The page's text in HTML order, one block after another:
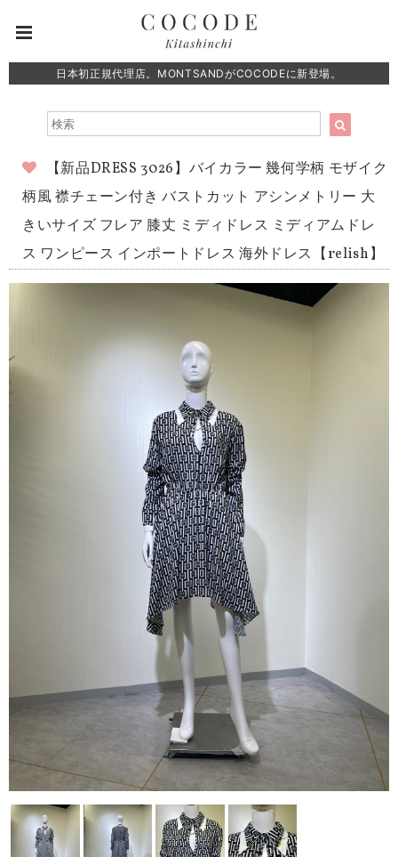
日本初正規代理店。MONTSANDがCOCODEに新登場。
【新品DRESS 3026】バイカラー 幾何学柄 モザイク
柄風 襟チェーン付き バストカット アシンメトリー 大
きいサイズ フレア 膝丈 ミディドレス ミディアムドレ
ス ワンピース インポートドレス 海外ドレス【relish】